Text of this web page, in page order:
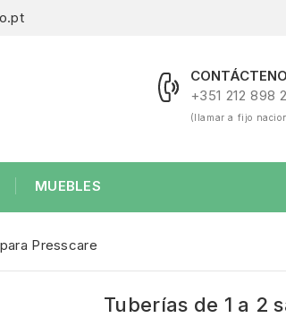
+351 212 898
(llamar a fijo
MUEBLES
Presscare
Tuberías de 1 a 2